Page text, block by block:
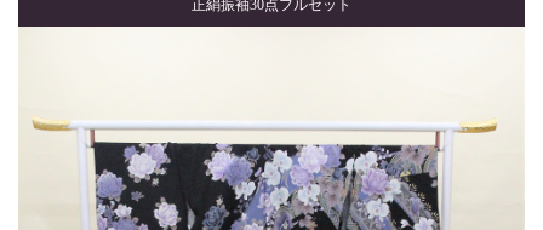
正絹振袖30点フルセット